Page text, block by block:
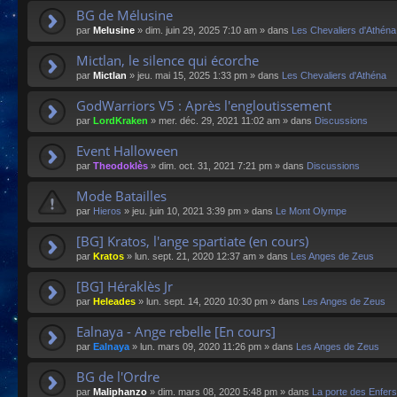
BG de Mélusine
par Melusine » dim. juin 29, 2025 7:10 am » dans Les Chevaliers d'Athéna
Mictlan, le silence qui écorche
par Mictlan » jeu. mai 15, 2025 1:33 pm » dans Les Chevaliers d'Athéna
GodWarriors V5 : Après l'engloutissement
par LordKraken » mer. déc. 29, 2021 11:02 am » dans Discussions
Event Halloween
par Theodoklès » dim. oct. 31, 2021 7:21 pm » dans Discussions
Mode Batailles
par Hieros » jeu. juin 10, 2021 3:39 pm » dans Le Mont Olympe
[BG] Kratos, l'ange spartiate (en cours)
par Kratos » lun. sept. 21, 2020 12:37 am » dans Les Anges de Zeus
[BG] Héraklès Jr
par Heleades » lun. sept. 14, 2020 10:30 pm » dans Les Anges de Zeus
Ealnaya - Ange rebelle [En cours]
par Ealnaya» lun. mars 09, 2020 11:26 pm » dans Les Anges de Zeus
BG de l'Ordre
par Maliphanzo » dim. mars 08, 2020 5:48 pm » dans La porte des Enfers